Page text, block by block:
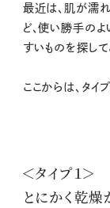
最近は、肌が濡
ど、使い勝手の
すいものを探して
ここからは、タ
＜タイプ１＞
とにかく乾